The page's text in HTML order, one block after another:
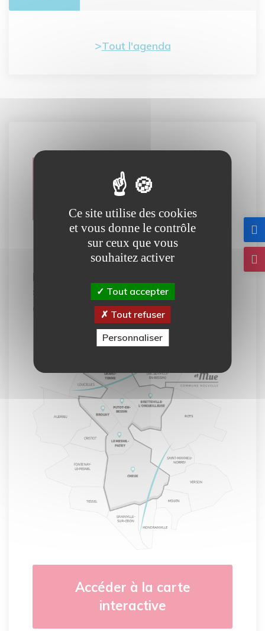
Tout l'agenda
interactive
Notre carte interactive vous
permet de découvrir tous les
services mis à votre disposition
dans la commune de Thue et Mue.
Accéder à la carte
interactive
Ce site utilise des cookies
et vous donne le contrôle
sur ceux que vous
souhaitez activer
Tout accepter
Tout refuser
Personnaliser